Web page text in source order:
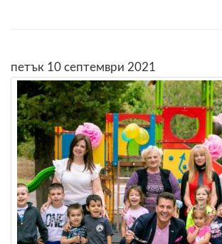
петък 10 септември 2021